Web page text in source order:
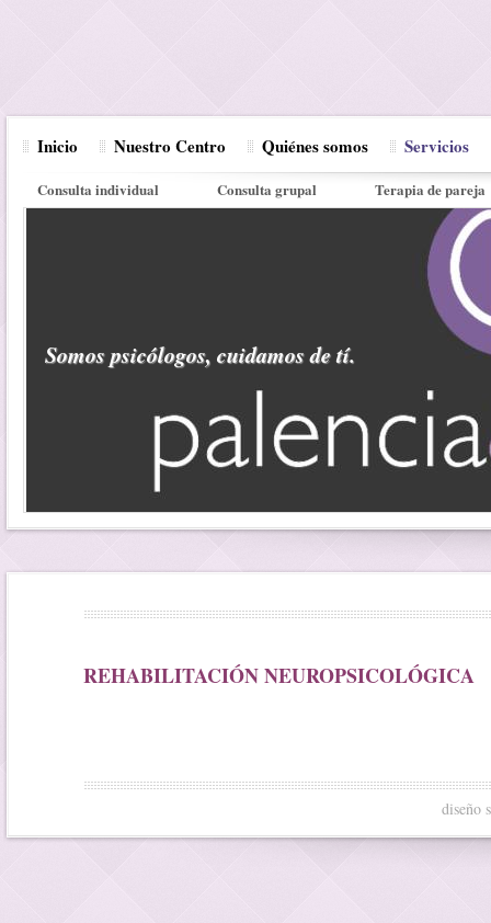
Inicio Nuestro Centro Quiénes somos Servicios
Consulta individual Consulta grupal Terapia de pareja
Somos psicólogos, cuidamos de tí.
REHABILITACIÓN NEUROPSICOLÓGICA
diseño